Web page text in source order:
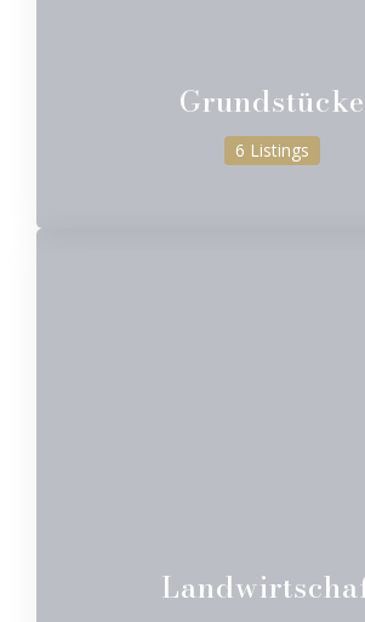
Grundstücke
6 Listings